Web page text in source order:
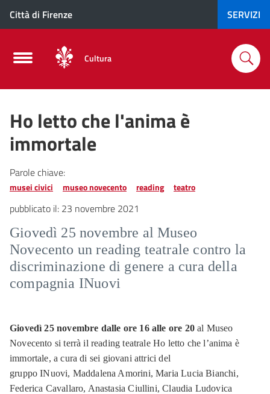
Città di Firenze SERVIZI
Cultura
Ho letto che l'anima è
immortale
Parole chiave:
musei civici museo novecento reading teatro
pubblicato il: 23 novembre 2021
Giovedì 25 novembre al Museo
Novecento un reading teatrale contro la
discriminazione di genere a cura della
compagnia INuovi
Giovedì 25 novembre dalle ore 16 alle ore 20al Museo
Novecento si terrà il reading teatraleHo letto che l’anima è
immortale, a cura di sei giovani attrici del
gruppo INuovi, Maddalena Amorini, Maria Lucia Bianchi,
Federica Cavallaro, Anastasia Ciullini, Claudia Ludovica